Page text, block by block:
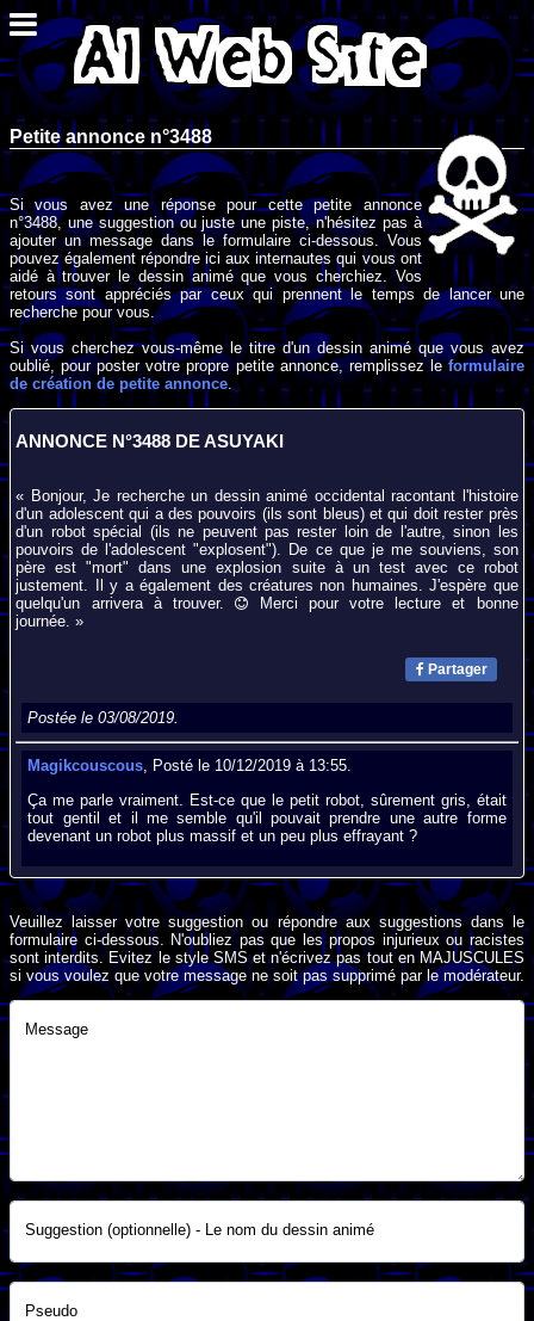
Petite annonce n°3488
Si vous avez une réponse pour cette petite annonce
n°3488, une suggestion ou juste une piste, n'hésitez pas à
ajouter un message dans le formulaire ci-dessous. Vous
pouvez également répondre ici aux internautes qui vous ont
aidé à trouver le dessin animé que vous cherchiez. Vos
retours sont appréciés par ceux qui prennent le temps de lancer une
recherche pour vous.
Si vous cherchez vous-même le titre d'un dessin animé que vous avez
oublié, pour poster votre propre petite annonce, remplissez leformulaire
de création de petite annonce .
ANNONCE N°3488 DE ASUYAKI
« Bonjour, Je recherche un dessin animé occidental racontant l'histoire
d'un adolescent qui a des pouvoirs (ils sont bleus) et qui doit rester près
d'un robot spécial (ils ne peuvent pas rester loin de l'autre, sinon les
pouvoirs de l'adolescent "explosent"). De ce que je me souviens, son
père est "mort" dans une explosion suite à un test avec ce robot
justement. Il y a également des créatures non humaines. J'espère que
quelqu'un arrivera à trouver.
Merci pour votre lecture et bonne
journée. »
Partager
Postée le 03/08/2019.
Magikcouscous, Posté le 10/12/2019 à 13:55.
Ça me parle vraiment. Est-ce que le petit robot, sûrement gris, était
tout gentil et il me semble qu'il pouvait prendre une autre forme
devenant un robot plus massif et un peu plus effrayant ?
Veuillez laisser votre suggestion ou répondre aux suggestions dans le
formulaire ci-dessous. N'oubliez pas que les propos injurieux ou racistes
sont interdits. Evitez le style SMS et n'écrivez pas tout en MAJUSCULES
si vous voulez que votre message ne soit pas supprimé par le modérateur.
Message
Suggestion (optionnelle) - Le nom du dessin animé
Pseudo